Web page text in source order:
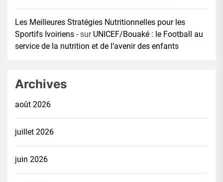
Les Meilleures Stratégies Nutritionnelles pour les
Sportifs Ivoiriens -sur UNICEF/Bouaké : le Football au
service de la nutrition et de l’avenir des enfants
Archives
août 2026
juillet 2026
juin 2026